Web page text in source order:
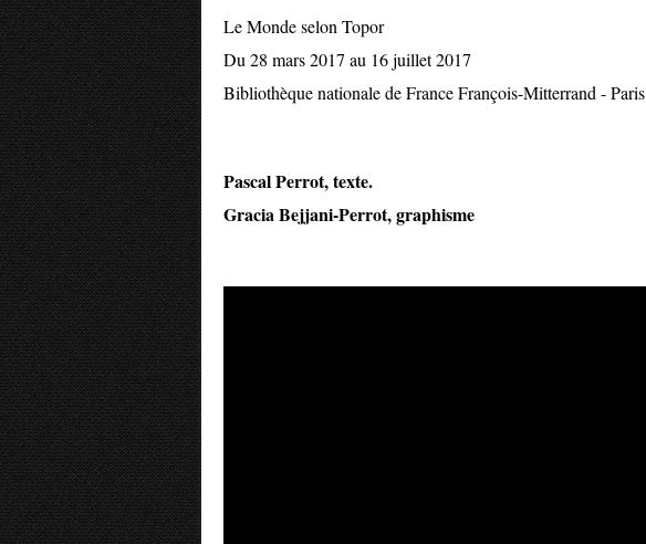
Le Monde selon Topor
Du 28 mars 2017 au 16 juillet 2017
Bibliothèque nationale de France François-Mitterrand - Paris
Pascal Perrot, texte.
Gracia Bejjani-Perrot, graphisme